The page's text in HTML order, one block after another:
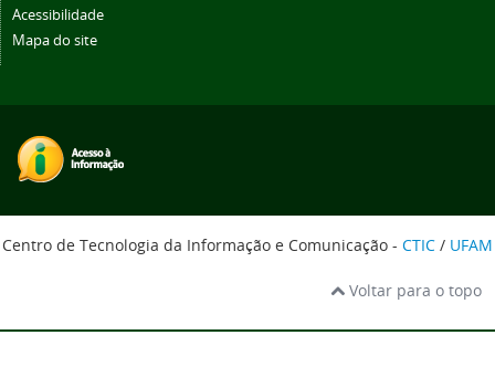
Acessibilidade
Mapa do site
Centro de Tecnologia da Informação e Comunicação - CTIC / UFAM
Voltar para o topo